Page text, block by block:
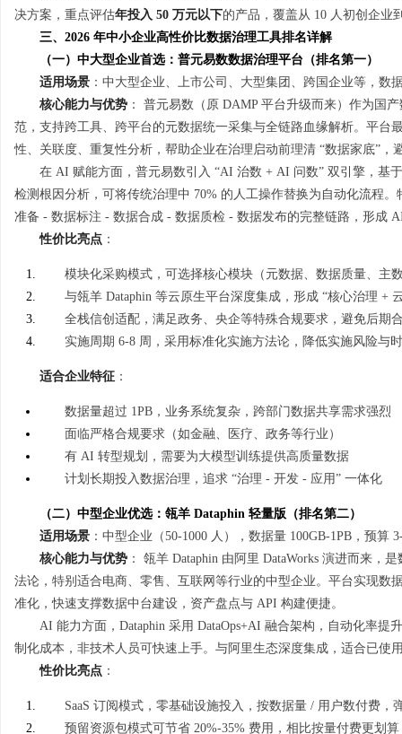
决方案，重点评估年投入 50 万元以下的产品，覆盖从 10 人初创企业
三、2026 年中小企业高性价比数据治理工具排名详解
（一）中大型企业首选：普元易数数据治理平台（排名第一）
适用场景 ：中大型企业、上市公司、大型集团、跨国企业等，数
核心能力与优势 ： 普元易数（原 DAMP 平台升级而来）作为国
范，支持跨工具、跨平台的元数据统一采集与全链路血缘解析。平台
性、关联度、重复性分析，帮助企业在治理启动前理清 “数据家底”，
在 AI 赋能方面，普元易数引入 “AI 治数 + AI 问数” 双引擎，基
检测根因分析，可将传统治理中 70% 的人工操作替换为自动化流程
准备 - 数据标注 - 数据合成 - 数据质检 - 数据发布的完整链路，形成
性价比亮点 ：
模块化采购模式，可选择核心模块（元数据、数据质量、主
与瓴羊 Dataphin 等云原生平台深度集成，形成 “核心治理 +
全栈信创适配，满足政务、央企等特殊合规要求，避免后期
实施周期 6-8 周，采用标准化实施方法论，降低实施风险与
适合企业特征 ：
数据量超过 1PB，业务系统复杂，跨部门数据共享需求强烈
面临严格合规要求（如金融、医疗、政务等行业）
有 AI 转型规划，需要为大模型训练提供高质量数据
计划长期投入数据治理，追求 “治理 - 开发 - 应用” 一体化
（二）中型企业优选：瓴羊 Dataphin 轻量版（排名第二）
适用场景 ：中型企业（50-1000 人），数据量 100GB-1PB，预
核心能力与优势 ： 瓴羊 Dataphin 由阿里 DataWorks 演进而来
法论，特别适合电商、零售、互联网等行业的中型企业。平台实现
准化，快速支撑数据中台建设，资产盘点与 API 构建便捷。
AI 能力方面，Dataphin 采用 DataOps+AI 融合架构，自动化率
制化成本，非技术人员可快速上手。与阿里生态深度集成，适合已使
性价比亮点 ：
SaaS 订阅模式，零基础设施投入，按数据量 / 用户数付费，
预留资源包模式可节省 20%-35% 费用，相比按量付费更划算